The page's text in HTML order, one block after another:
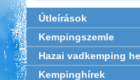
Útleírások
Kempingszemle
Hazai vadkemping
Kempinghírek